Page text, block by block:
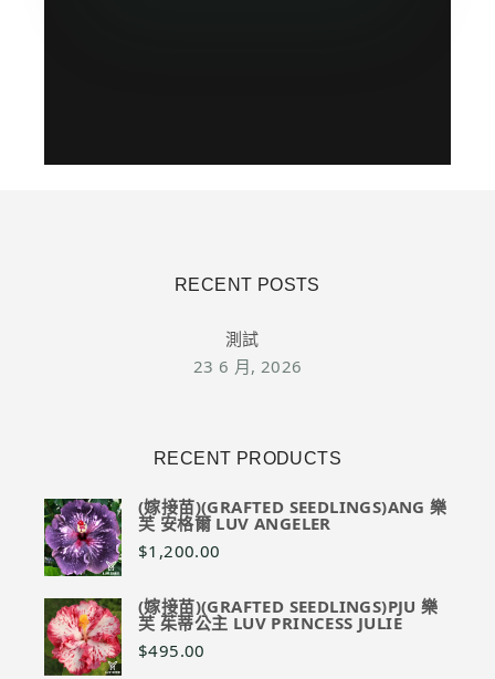
RECENT POSTS
測試
23 6 月, 2026
RECENT PRODUCTS
(嫁接苗)(GRAFTED SEEDLINGS)ANG 樂
芙 安格爾 LUV ANGELER
$1,200.00
(嫁接苗)(GRAFTED SEEDLINGS)PJU 樂
芙 茱蒂公主 LUV PRINCESS JULIE
$495.00